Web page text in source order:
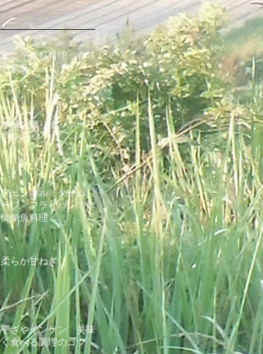
夏こそ紫蘇料理 香りう
ら紫蘇
神様の贈り物 ホーリー
バジル
フェンネル タイム セ
ージ フライパンで作る
簡単魚料理
柔らか甘ねぎ
平ざやインゲン 美味し
く食べる調理のコツ